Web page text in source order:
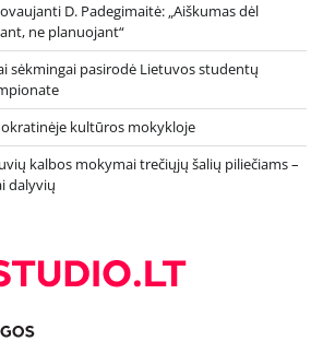
D. Padegimaitė: „Aiškumas dėl
ne planuojant“
sėkmingai pasirodė Lietuvos studentų
kultūros mokykloje
kalbos mokymai trečiųjų šalių piliečiams –
dalyvių